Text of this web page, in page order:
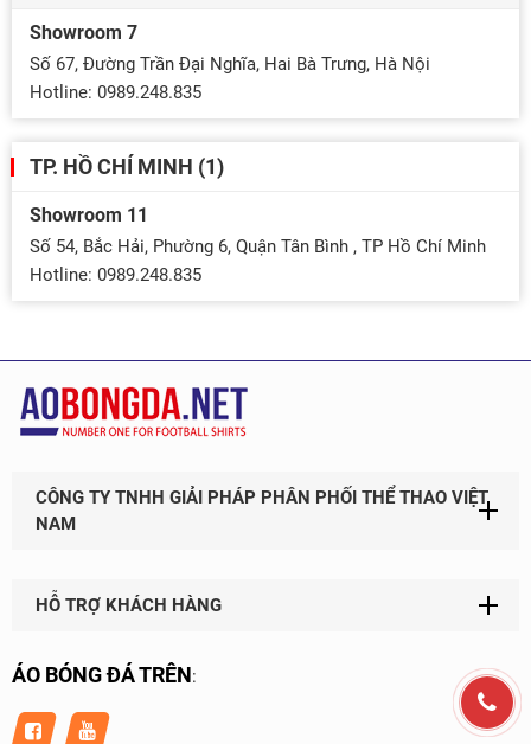
Showroom 7
Số 67, Đường Trần Đại Nghĩa, Hai Bà Trưng, Hà Nội
Hotline: 0989.248.835
TP. HỒ CHÍ MINH (1)
Showroom 11
Số 54, Bắc Hải, Phường 6, Quận Tân Bình , TP Hồ Chí Minh
Hotline: 0989.248.835
CÔNG TY TNHH GIẢI PHÁP PHÂN PHỐI THỂ THAO VIỆT
NAM
HỖ TRỢ KHÁCH HÀNG
ÁO BÓNG ĐÁ TRÊN: